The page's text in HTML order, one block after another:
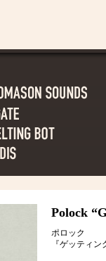
Polock
ポロック
『ゲッティ